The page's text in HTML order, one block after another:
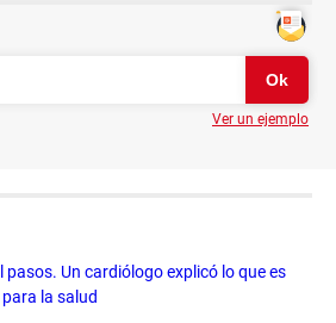
Ver un ejemplo
pasos. Un cardiólogo explicó lo que es
la salud